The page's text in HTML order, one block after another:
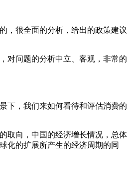
，很全面的分析，给出的政策建议
对问题的分析中立、客观，非常的
下，我们来如何看待和评估消费的
取向，中国的经济增长情况，总体
化的扩展所产生的经济周期的同